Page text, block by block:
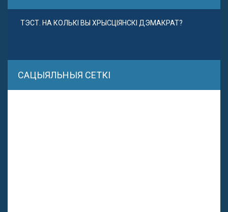
ТЭСТ. НА КОЛЬКІ ВЫ ХРЫСЦІЯНСКІ ДЭМАКРАТ?
САЦЫЯЛЬНЫЯ СЕТКІ